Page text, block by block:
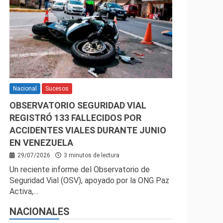
Nacional Sucesos
OBSERVATORIO SEGURIDAD VIAL
REGISTRÓ 133 FALLECIDOS POR
ACCIDENTES VIALES DURANTE JUNIO
EN VENEZUELA
29/07/2026 3 minutos de lectura
Un reciente informe del Observatorio de
Seguridad Vial (OSV), apoyado por la ONG Paz
Activa,…
NACIONALES